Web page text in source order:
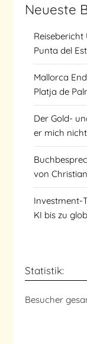
Neueste
Punta del
Mallorca
Platja de
Der Gold-
er mich
von
Investment-
KI bis zu
Statistik:
Besucher